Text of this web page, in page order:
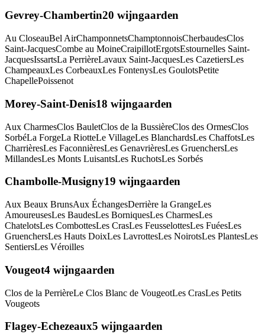
Gevrey-Chambertin20 wijngaarden
Au CloseauBel AirChamponnetsChamptonnoisCherbaudesClos
Saint-JacquesCombe au MoineCraipillotErgotsEstournelles Saint-
JacquesIssartsLa PerrièreLavaux Saint-JacquesLes CazetiersLes
ChampeauxLes CorbeauxLes FontenysLes GoulotsPetite
ChapellePoissenot
Morey-Saint-Denis18 wijngaarden
Aux CharmesClos BauletClos de la BussièreClos des OrmesClos
SorbéLa ForgeLa RiotteLe VillageLes BlanchardsLes ChaffotsLes
CharrièresLes FaconnièresLes GenavrièresLes GruenchersLes
MillandesLes Monts LuisantsLes RuchotsLes Sorbés
Chambolle-Musigny19 wijngaarden
Aux Beaux BrunsAux ÉchangesDerrière la GrangeLes
AmoureusesLes BaudesLes BorniquesLes CharmesLes
ChatelotsLes CombottesLes CrasLes FeusselottesLes FuéesLes
GruenchersLes Hauts DoixLes LavrottesLes NoirotsLes PlantesLes
SentiersLes Véroilles
Vougeot4 wijngaarden
Clos de la PerrièreLe Clos Blanc de VougeotLes CrasLes Petits
Vougeots
Flagey-Echezeaux5 wijngaarden